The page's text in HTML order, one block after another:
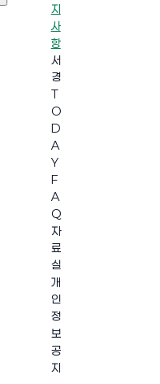
지
사
항
서
경
T
O
D
A
Y
F
A
Q
자
료
실
개
인
정
보
공
지